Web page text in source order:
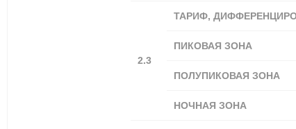
2.3
ТАРИФ,
ПИКОВАЯ ЗОНА
ПОЛУПИКОВАЯ ЗОНА
НОЧНАЯ ЗОНА